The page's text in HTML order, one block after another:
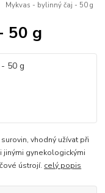
Mykvas - bylinný čaj - 50 g
50 g
vhodný užívat při
jinými gynekologickými
ústrojí. celý popis